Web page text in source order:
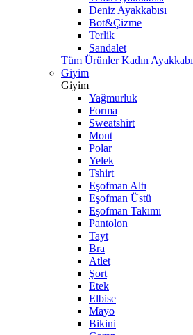
Deniz Ayakkabısı
Bot&Çizme
Terlik
Sandalet
Tüm Ürünler Kadın Ayakkabı
Giyim
Giyim
Yağmurluk
Forma
Sweatshirt
Mont
Polar
Yelek
Tshirt
Eşofman Altı
Eşofman Üstü
Eşofman Takımı
Pantolon
Tayt
Bra
Atlet
Şort
Etek
Elbise
Mayo
Bikini